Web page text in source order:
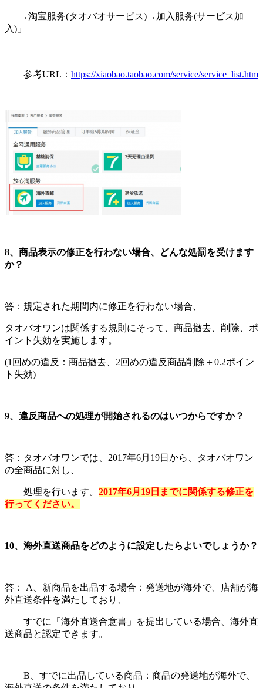
→淘宝服务(タオバオサービス)→加入服务(サービス加
入)」
参考URL ： https://xiaobao.taobao.com/service/service_list.htm
8、商品表示の修正を行わない場合、どんな処罰を受けます
か？
答：規定された期間内に修正を行わない場合、
タオバオワンは関係する規則にそって、商品撤去、削除、ポ
イント失効を実施します。
(1 回めの違反：商品撤去、 2回めの違反商品削除＋0.2ポイン
ト失効)
9、違反商品への処理が開始されるのはいつからですか？
答：タオバオワンでは、 2017年6月 19日から、タオバオワン
の全商品に対し、
処理を行います。 2017年6月 19 日までに関係する修正を
行ってください。
10、海外直送商品をどのように設定したらよいでしょうか？
答： A
、新商品を出品する場合：発送地が海外で、店舗が海
外直送条件を満たしており、
すでに「海外直送合意書」を提出している場合、海外直
送商品と認定できます。
B 、すでに出品している商品：商品の発送地が海外で、